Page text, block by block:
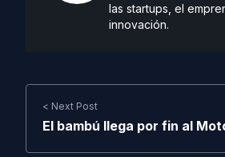
las startups, el
innovación.
< Next Post
El bambú llega por fin al